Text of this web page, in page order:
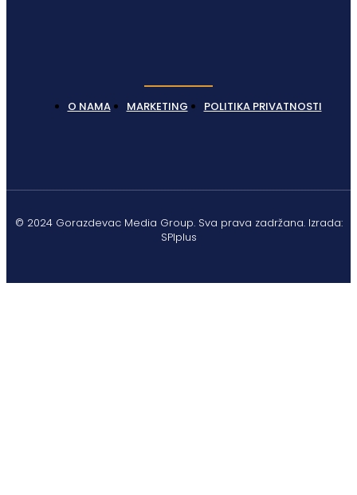
O NAMA MARKETING POLITIKA PRIVATNOSTI
© 2024 Gorazdevac Media Group. Sva prava zadržana. Izrada:
SPIplus